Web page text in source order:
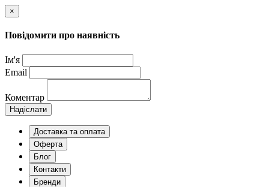
×
Повідомити про наявність
Ім'я
Email
Коментар
Надіслати
Доставка та оплата
Оферта
Блог
Контакти
Бренди